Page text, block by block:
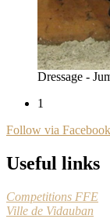
Dressage -
1
Follow via Facebook
Useful links
Competitions FFE
Ville de Vidauban